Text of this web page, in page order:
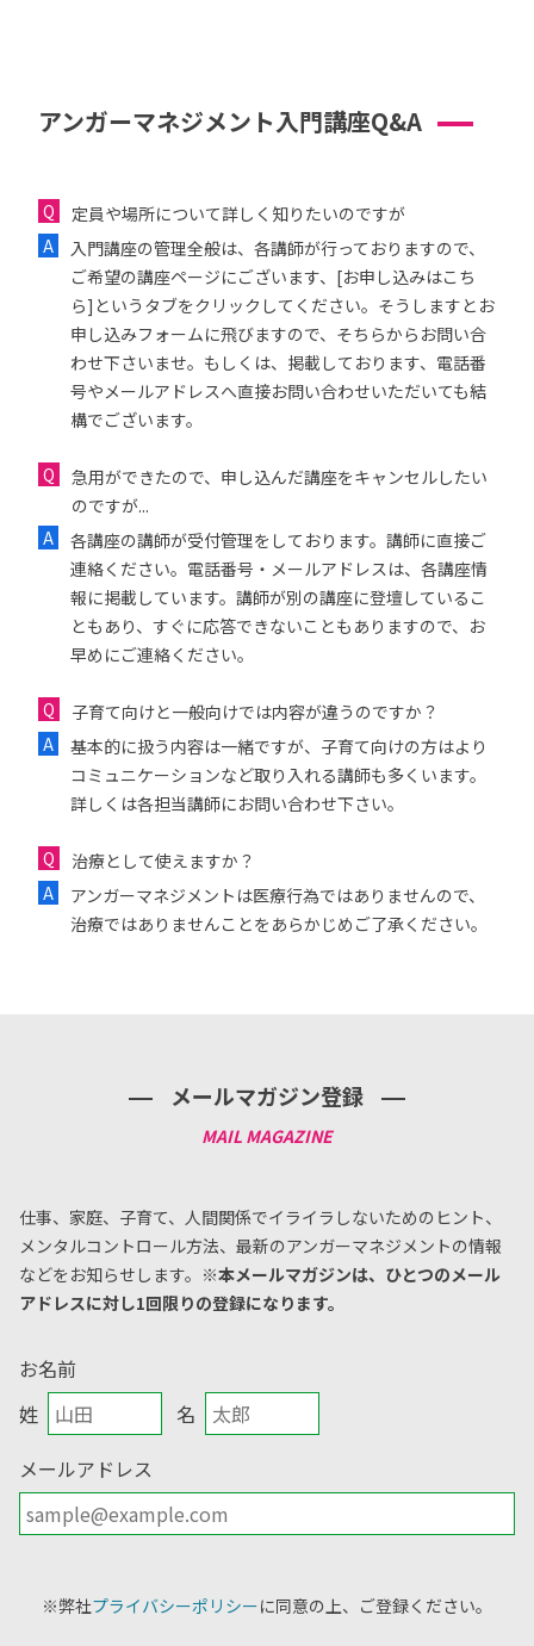
アンガーマネジメント入門講座Q&A
定員や場所について詳しく知りたいのですが
入門講座の管理全般は、各講師が行っておりますので、
ご希望の講座ページにございます、[お申し込みはこち
ら]というタブをクリックしてください。そうしますとお
申し込みフォームに飛びますので、そちらからお問い合
わせ下さいませ。もしくは、掲載しております、電話番
号やメールアドレスへ直接お問い合わせいただいても結
構でございます。
急用ができたので、申し込んだ講座をキャンセルしたい
のですが...
各講座の講師が受付管理をしております。講師に直接ご
連絡ください。電話番号・メールアドレスは、各講座情
報に掲載しています。講師が別の講座に登壇しているこ
ともあり、すぐに応答できないこともありますので、お
早めにご連絡ください。
子育て向けと一般向けでは内容が違うのですか？
基本的に扱う内容は一緒ですが、子育て向けの方はより
コミュニケーションなど取り入れる講師も多くいます。
詳しくは各担当講師にお問い合わせ下さい。
治療として使えますか？
アンガーマネジメントは医療行為ではありませんので、
治療ではありませんことをあらかじめご了承ください。
メールマガジン登録
仕事、家庭、子育て、人間関係でイライラしないためのヒント、
メンタルコントロール方法、 最新のアンガーマネジメントの情報
などをお知らせします。 ※本メールマガジンは、ひとつのメール
アドレスに対し1回限りの登録になります。
お名前
姓
名
メールアドレス
※弊社プライバシーポリシーに同意の上、ご登録ください。